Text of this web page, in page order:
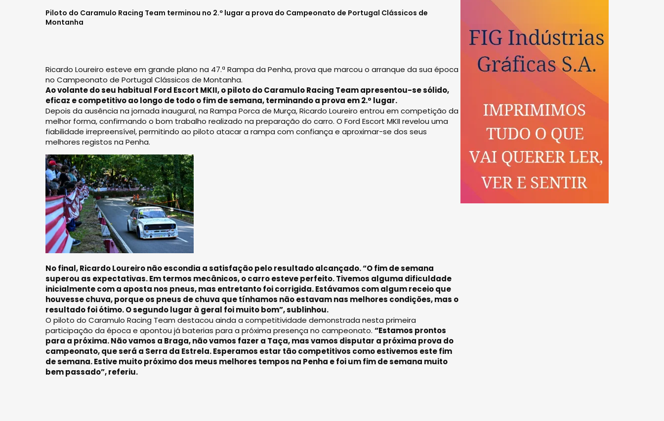
Piloto do Caramulo Racing Team terminou no 2.º lugar a prova do Campeonato de Portugal Clássicos de
Montanha
Ricardo Loureiro esteve em grande plano na 47.ª Rampa da Penha, prova que marcou o arranque da sua época
no Campeonato de Portugal Clássicos de Montanha.
Ao volante do seu habitual Ford Escort MKII, o piloto do Caramulo Racing Team apresentou-se sólido,
eficaz e competitivo ao longo de todo o fim de semana, terminando a prova em 2.º lugar.
Depois da ausência na jornada inaugural, na Rampa Porca de Murça, Ricardo Loureiro entrou em competição da
melhor forma, confirmando o bom trabalho realizado na preparação do carro. O Ford Escort MKII revelou uma
fiabilidade irrepreensível, permitindo ao piloto atacar a rampa com confiança e aproximar-se dos seus
melhores registos na Penha.
No final, Ricardo Loureiro não escondia a satisfação pelo resultado alcançado. “O fim de semana
superou as expectativas. Em termos mecânicos, o carro esteve perfeito. Tivemos alguma dificuldade
inicialmente com a aposta nos pneus, mas entretanto foi corrigida. Estávamos com algum receio que
houvesse chuva, porque os pneus de chuva que tínhamos não estavam nas melhores condições, mas o
resultado foi ótimo. O segundo lugar à geral foi muito bom”, sublinhou.
O piloto do Caramulo Racing Team destacou ainda a competitividade demonstrada nesta primeira
participação da época e apontou já baterias para a próxima presença no campeonato. “Estamos prontos
para a próxima. Não vamos a Braga, não vamos fazer a Taça, mas vamos disputar a próxima prova do
campeonato, que será a Serra da Estrela. Esperamos estar tão competitivos como estivemos este fim
de semana. Estive muito próximo dos meus melhores tempos na Penha e foi um fim de semana muito
bem passado”, referiu.